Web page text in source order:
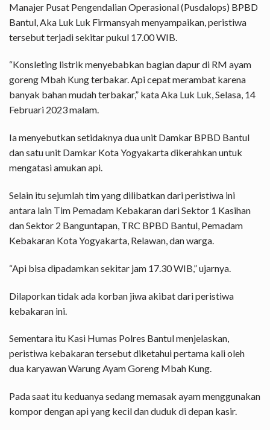
Manajer Pusat Pengendalian Operasional (Pusdalops) BPBD
Bantul, Aka Luk Luk Firmansyah menyampaikan, peristiwa
tersebut terjadi sekitar pukul 17.00 WIB.
“Konsleting listrik menyebabkan bagian dapur di RM ayam
goreng Mbah Kung terbakar. Api cepat merambat karena
banyak bahan mudah terbakar,” kata Aka Luk Luk, Selasa, 14
Februari 2023 malam.
Ia menyebutkan setidaknya dua unit Damkar BPBD Bantul
dan satu unit Damkar Kota Yogyakarta dikerahkan untuk
mengatasi amukan api.
Selain itu sejumlah tim yang dilibatkan dari peristiwa ini
antara lain Tim Pemadam Kebakaran dari Sektor 1 Kasihan
dan Sektor 2 Banguntapan, TRC BPBD Bantul, Pemadam
Kebakaran Kota Yogyakarta, Relawan, dan warga.
“Api bisa dipadamkan sekitar jam 17.30 WIB,” ujarnya.
Dilaporkan tidak ada korban jiwa akibat dari peristiwa
kebakaran ini.
Sementara itu Kasi Humas Polres Bantul menjelaskan,
peristiwa kebakaran tersebut diketahui pertama kali oleh
dua karyawan Warung Ayam Goreng Mbah Kung.
Pada saat itu keduanya sedang memasak ayam menggunakan
kompor dengan api yang kecil dan duduk di depan kasir.